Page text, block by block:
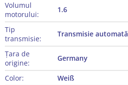
Volumul
motorului:
1.6
Tip
transmisie:
Transmisie automată
Țara de
origine:
Germany
Color:
Weiß